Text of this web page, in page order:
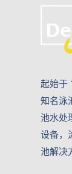
起始于
知名泳
池水处
设备，
池解决